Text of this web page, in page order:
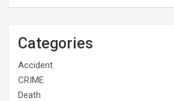
Categories
Accident
CRIME
Death